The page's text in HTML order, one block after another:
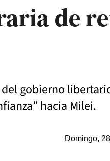
de
del gobierno
hacia Milei.
Domingo,